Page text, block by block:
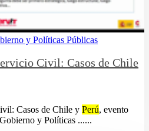
y Políticas Públicas
Civil: Casos de Chile
Casos de Chile y Perú, evento
y Políticas ......